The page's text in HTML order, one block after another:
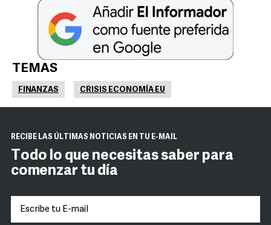
TEMAS
FINANZAS CRISIS ECONOMÍA EU
RECIBE LAS ÚLTIMAS NOTICIAS EN TU E-MAIL
Todo lo que necesitas saber para
comenzar tu día